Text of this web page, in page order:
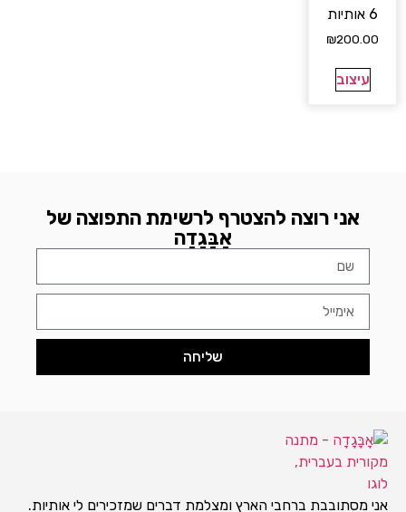
6 אותיות
₪200.00
עיצוב
אני רוצה להצטרף לרשימת התפוצה של
אָבָּגָדָה
שליחה
אני מסתובבת ברחבי הארץ ומצלמת דברים שמזכירים לי אותיות.